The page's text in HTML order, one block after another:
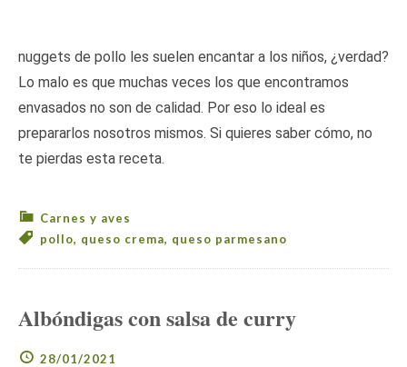
nuggets de pollo les suelen encantar a los niños, ¿verdad?
Lo malo es que muchas veces los que encontramos
envasados no son de calidad. Por eso lo ideal es
prepararlos nosotros mismos. Si quieres saber cómo, no
te pierdas esta receta.
Carnes y aves
pollo, queso crema, queso parmesano
Albóndigas con salsa de curry
28/01/2021